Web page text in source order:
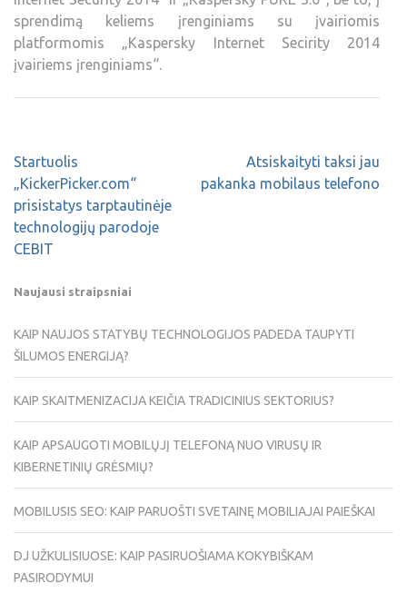
sprendimą keliems įrenginiams su įvairiomis
platformomis „Kaspersky Internet Secirity 2014
įvairiems įrenginiams“.
Startuolis
„KickerPicker.com“
prisistatys tarptautinėje
technologijų parodoje
CEBIT
Atsiskaityti taksi jau
pakanka mobilaus telefono
Naujausi straipsniai
KAIP NAUJOS STATYBŲ TECHNOLOGIJOS PADEDA TAUPYTI
ŠILUMOS ENERGIJĄ?
KAIP SKAITMENIZACIJA KEIČIA TRADICINIUS SEKTORIUS?
KAIP APSAUGOTI MOBILŲJĮ TELEFONĄ NUO VIRUSŲ IR
KIBERNETINIŲ GRĖSMIŲ?
MOBILUSIS SEO: KAIP PARUOŠTI SVETAINĘ MOBILIAJAI PAIEŠKAI
DJ UŽKULISIUOSE: KAIP PASIRUOŠIAMA KOKYBIŠKAM
PASIRODYMUI